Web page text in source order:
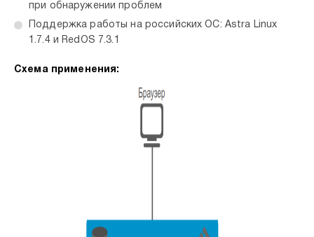
при обнаружении проблем
Поддержка работы на российских ОС: Astra Linux
1.7.4 и RedOS 7.3.1
Схема применения: